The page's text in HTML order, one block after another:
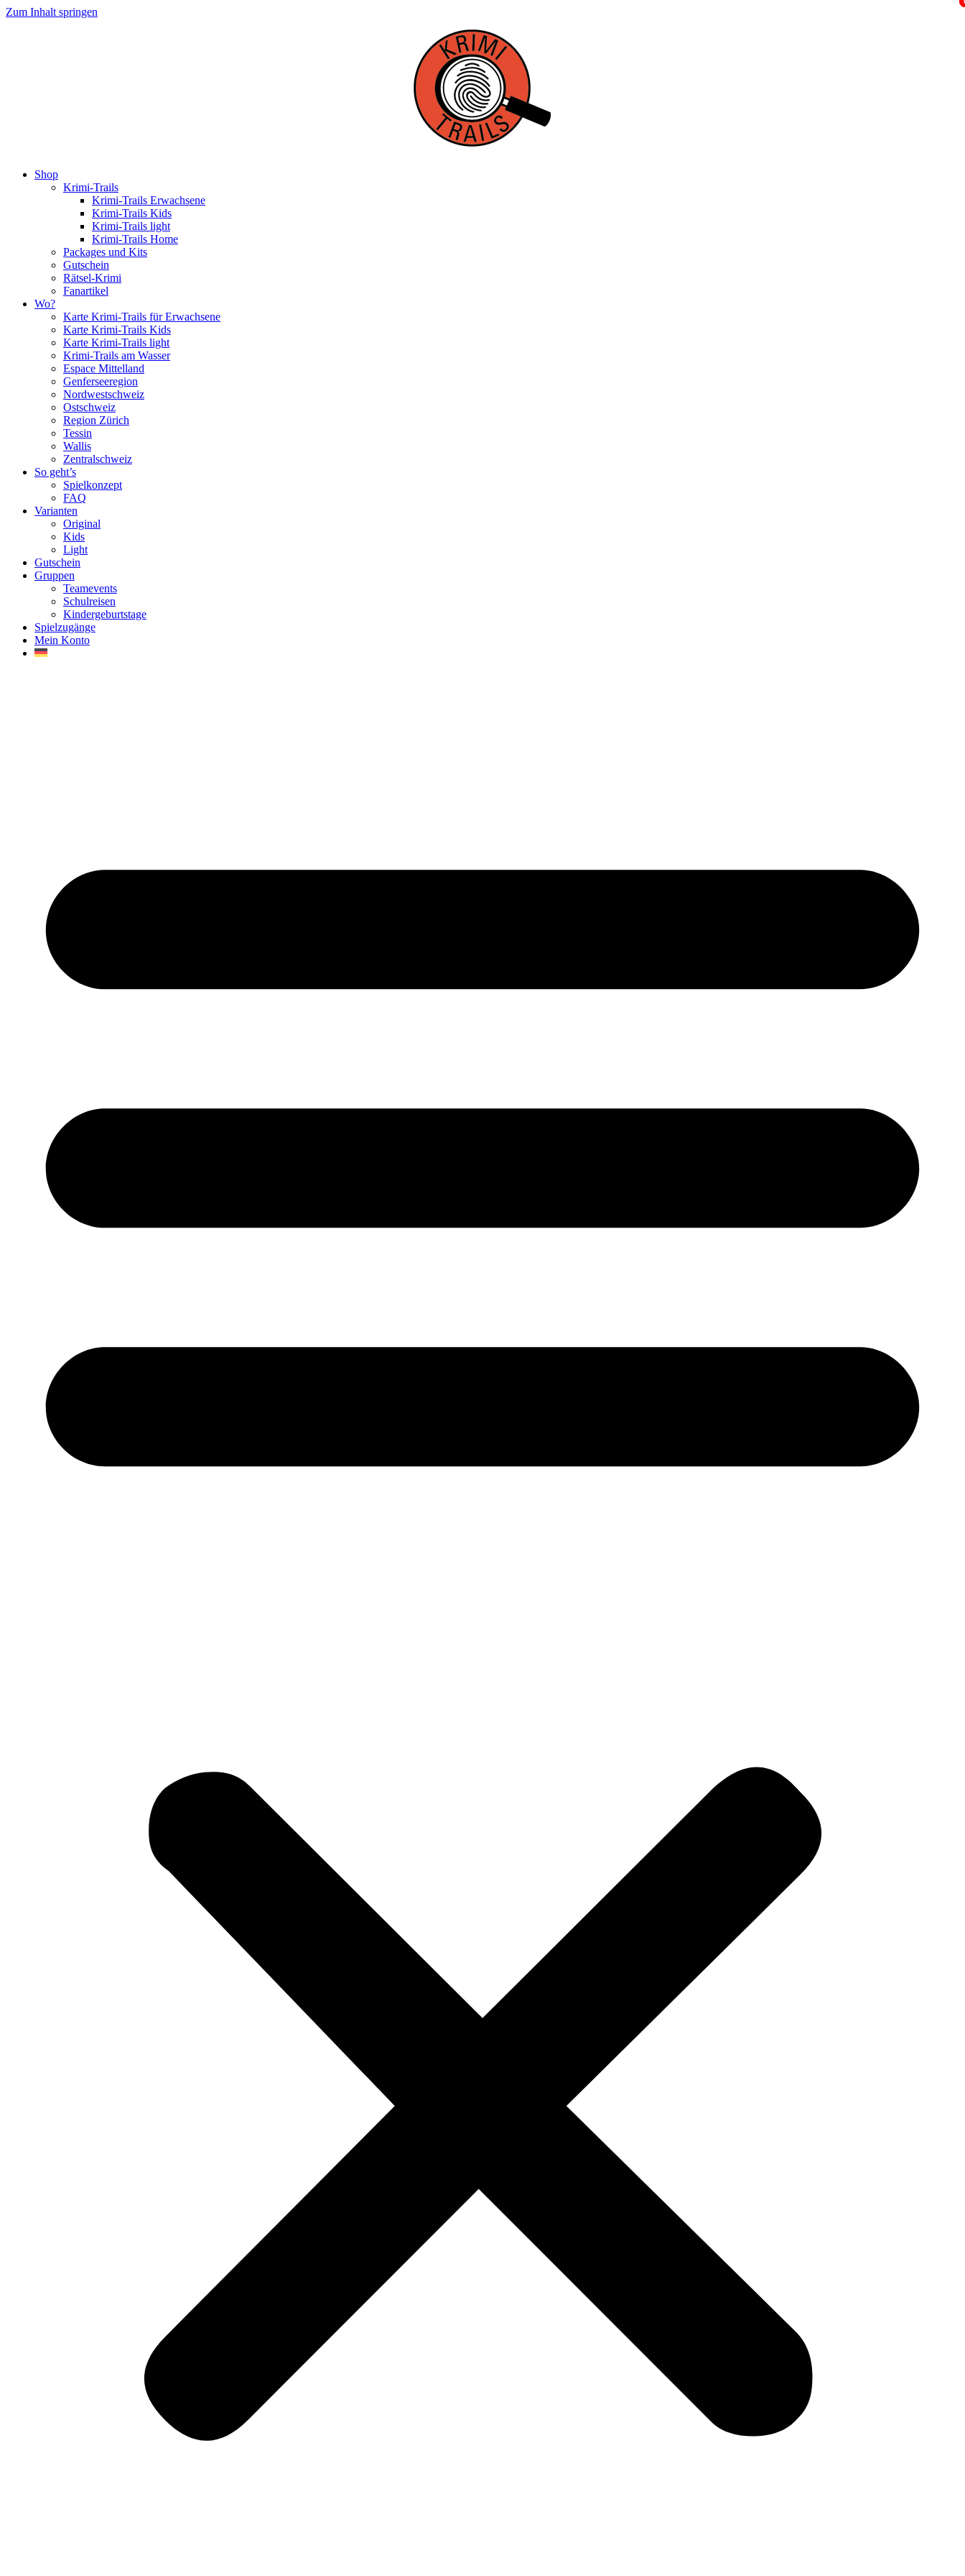
Zum Inhalt springen
Shop
Krimi-Trails
Krimi-Trails Erwachsene
Krimi-Trails Kids
Krimi-Trails light
Krimi-Trails Home
Packages und Kits
Gutschein
Rätsel-Krimi
Fanartikel
Wo?
Karte Krimi-Trails für Erwachsene
Karte Krimi-Trails Kids
Karte Krimi-Trails light
Krimi-Trails am Wasser
Espace Mittelland
Genferseeregion
Nordwestschweiz
Ostschweiz
Region Zürich
Tessin
Wallis
Zentralschweiz
So geht’s
Spielkonzept
FAQ
Varianten
Original
Kids
Light
Gutschein
Gruppen
Teamevents
Schulreisen
Kindergeburtstage
Spielzugänge
Mein Konto